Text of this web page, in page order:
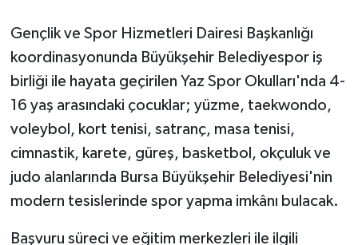
Gençlik ve Spor Hizmetleri Dairesi Başkanlığı
koordinasyonunda Büyükşehir Belediyespor iş
birliği ile hayata geçirilen Yaz Spor Okulları'nda 4-
16 yaş arasındaki çocuklar; yüzme, taekwondo,
voleybol, kort tenisi, satranç, masa tenisi,
cimnastik, karete, güreş, basketbol, okçuluk ve
judo alanlarında Bursa Büyükşehir Belediyesi'nin
modern tesislerinde spor yapma imkânı bulacak.
Başvuru süreci ve eğitim merkezleri ile ilgili